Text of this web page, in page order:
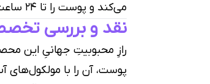
می‌کند و پوست را تا ۲۴ ساعت هیدراته نگه می‌دارد.
نقد و بررسی
رازِ محبوبیتِ جهانیِ این
پوست، آن را با مولکول‌های